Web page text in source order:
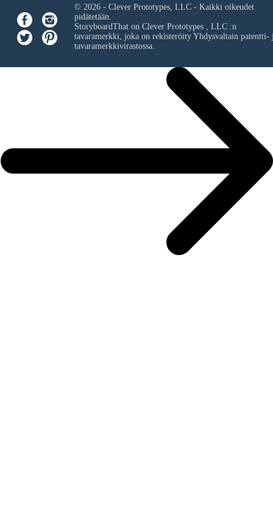
© 2026 - Clever Prototypes, LLC - Kaikki oikeudet
pidätetään.
StoryboardThat on Clever Prototypes , LLC:n
tavaramerkki, joka on rekisteröity Yhdysvaltain patentti-
tavaramerkkivirastossa.